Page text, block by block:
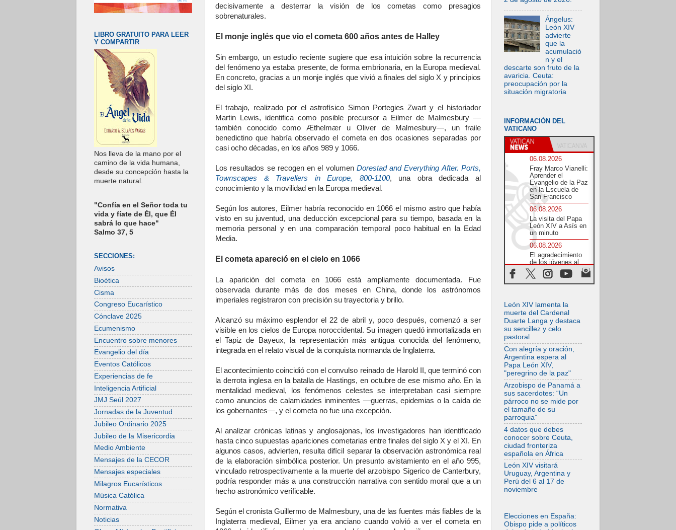
decisivamente a desterrar la visión de los cometas como presagios
sobrenaturales.
El monje inglés que vio el cometa 600 años antes de Halley
Sin embargo, un estudio reciente sugiere que esa intuición sobre la recurrencia
del fenómeno ya estaba presente, de forma embrionaria, en la Europa medieval.
En concreto, gracias a un monje inglés que vivió a finales del siglo X y principios
del siglo XI.
El trabajo, realizado por el astrofísico Simon Portegies Zwart y el historiador
Martin Lewis, identifica como posible precursor a Eilmer de Malmesbury —
también conocido como Æthelmær u Oliver de Malmesbury—, un fraile
benedictino que habría observado el cometa en dos ocasiones separadas por
casi ocho décadas, en los años 989 y 1066.
Los resultados se recogen en el volumen Dorestad and Everything After. Ports,
Townscapes & Travellers in Europe, 800-1100, una obra dedicada al
conocimiento y la movilidad en la Europa medieval.
Según los autores, Eilmer habría reconocido en 1066 el mismo astro que había
visto en su juventud, una deducción excepcional para su tiempo, basada en la
memoria personal y en una comparación temporal poco habitual en la Edad
Media.
El cometa apareció en el cielo en 1066
La aparición del cometa en 1066 está ampliamente documentada. Fue
observada durante más de dos meses en China, donde los astrónomos
imperiales registraron con precisión su trayectoria y brillo.
Alcanzó su máximo esplendor el 22 de abril y, poco después, comenzó a ser
visible en los cielos de Europa noroccidental. Su imagen quedó inmortalizada en
el Tapiz de Bayeux, la representación más antigua conocida del fenómeno,
integrada en el relato visual de la conquista normanda de Inglaterra.
El acontecimiento coincidió con el convulso reinado de Harold II, que terminó con
la derrota inglesa en la batalla de Hastings, en octubre de ese mismo año. En la
mentalidad medieval, los fenómenos celestes se interpretaban casi siempre
como anuncios de calamidades inminentes —guerras, epidemias o la caída de
los gobernantes—, y el cometa no fue una excepción.
Al analizar crónicas latinas y anglosajonas, los investigadores han identificado
hasta cinco supuestas apariciones cometarias entre finales del siglo X y el XI. En
algunos casos, advierten, resulta difícil separar la observación astronómica real
de la elaboración simbólica posterior. Un presunto avistamiento en el año 995,
vinculado retrospectivamente a la muerte del arzobispo Sigerico de Canterbury,
podría responder más a una construcción narrativa con sentido moral que a un
hecho astronómico verificable.
Según el cronista Guillermo de Malmesbury, una de las fuentes más fiables de la
Inglaterra medieval, Eilmer ya era anciano cuando volvió a ver el cometa en
LIBRO GRATUITO PARA LEER
Y COMPARTIR
Nos lleva de la mano por el
camino de la vida humana,
desde su concepción hasta la
muerte natural.
"Confía en el Señor toda tu
vida y fíate de Él, que Él
sabrá lo que hace"
Salmo 37, 5
SECCIONES:
Avisos
Bioética
Cisma
Congreso Eucarístico
Cónclave 2025
Ecumenismo
Encuentro sobre menores
Evangelio del día
Eventos Católicos
Experiencias de fe
Inteligencia Artificial
JMJ Seúl 2027
Jornadas de la Juventud
Jubileo Ordinario 2025
Jubileo de la Misericordia
Medio Ambiente
Mensajes de la CECOR
Mensajes especiales
Milagros Eucarísticos
Música Católica
Normativa
Noticias
Ángelus:
León XIV
advierte
que la
acumulació
n y el
descarte son fruto de la
avaricia. Ceuta:
preocupación por la
situación migratoria
INFORMACIÓN DEL
VATICANO
06.08.2026
Fray Marco Vianelli:
Aprender el
Evangelio de la Paz
en la Escuela de
San Francisco
06.08.2026
La visita del Papa
León XIV a Asís en
un minuto
06.08.2026
El agradecimiento
de los jóvenes al
Papa: «Hoy nos
sentimos Iglesia»
los coloquios en
Roma en medio de
tensiones y ataques
en el sur del país
06.08.2026
Hiroshima y
Nagasaki, 81 años
después.
Comienzan "Diez
Días Oración por la
Paz"
06.08.2026
Pizzaballa en Asís:
los cristianos
quieren paz
06.08.2026
Sturla: La visita de
León XIV será una
buena noticia para
todo el Uruguay
06.08.2026
León XIV: La
revolución del
separan
06.08.2026
León XIV lamenta la
muerte del Cardenal
Duarte Langa y destaca
su sencillez y celo
pastoral
Con alegría y oración,
Argentina espera al
Papa León XIV,
"peregrino de la paz"
Arzobispo de Panamá a
sus sacerdotes: “Un
párroco no se mide por
el tamaño de su
parroquia”
4 datos que debes
conocer sobre Ceuta,
ciudad fronteriza
española en África
León XIV visitará
Uruguay, Argentina y
Perú del 6 al 17 de
noviembre
Elecciones en España:
Obispo pide a políticos